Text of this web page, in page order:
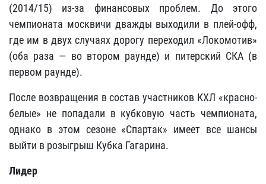
(2014/15) из-за финансовых проблем. До этого
чемпионата москвичи дважды выходили в плей-офф,
где им в двух случаях дорогу переходил «Локомотив»
(оба раза — во втором раунде) и питерский СКА (в
первом раунде).
После возвращения в состав участников КХЛ «красно-
белые» не попадали в кубковую часть чемпионата,
однако в этом сезоне «Спартак» имеет все шансы
выйти в розыгрыш Кубка Гагарина.
Лидер